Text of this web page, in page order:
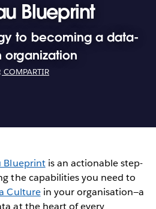
Blueprint
to becoming a data-
organization
COMPARTIR
Blueprintis an actionable step-
the capabilities you need to
Culturein your organisation—a
at the heart of every